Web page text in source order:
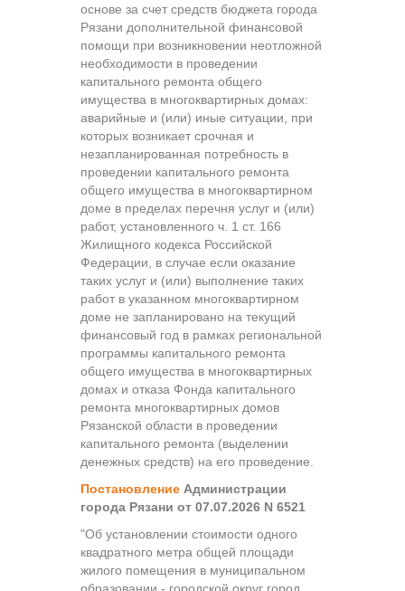
основе за счет средств бюджета города
Рязани дополнительной финансовой
помощи при возникновении неотложной
необходимости в проведении
капитального ремонта общего
имущества в многоквартирных домах:
аварийные и (или) иные ситуации, при
которых возникает срочная и
незапланированная потребность в
проведении капитального ремонта
общего имущества в многоквартирном
доме в пределах перечня услуг и (или)
работ, установленного ч. 1 ст. 166
Жилищного кодекса Российской
Федерации, в случае если оказание
таких услуг и (или) выполнение таких
работ в указанном многоквартирном
доме не запланировано на текущий
финансовый год в рамках региональной
программы капитального ремонта
общего имущества в многоквартирных
домах и отказа Фонда капитального
ремонта многоквартирных домов
Рязанской области в проведении
капитального ремонта (выделении
денежных средств) на его проведение.
Постановление Администрации
города Рязани от 07.07.2026 N 6521
"Об установлении стоимости одного
квадратного метра общей площади
жилого помещения в муниципальном
образовании - городской округ город